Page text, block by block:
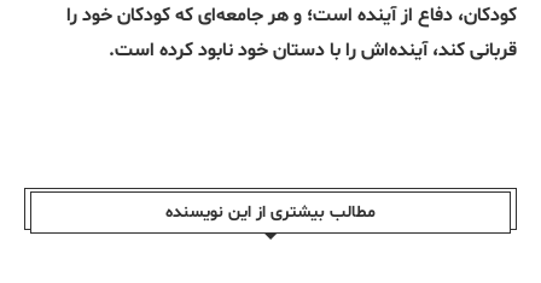
کودکان، دفاع از آینده است؛ و هر جامعه‌ای که کودکان خود را
قربانی کند، آینده‌اش را با دستان خود نابود کرده است.
مطالب بیشتری از این نویسندە